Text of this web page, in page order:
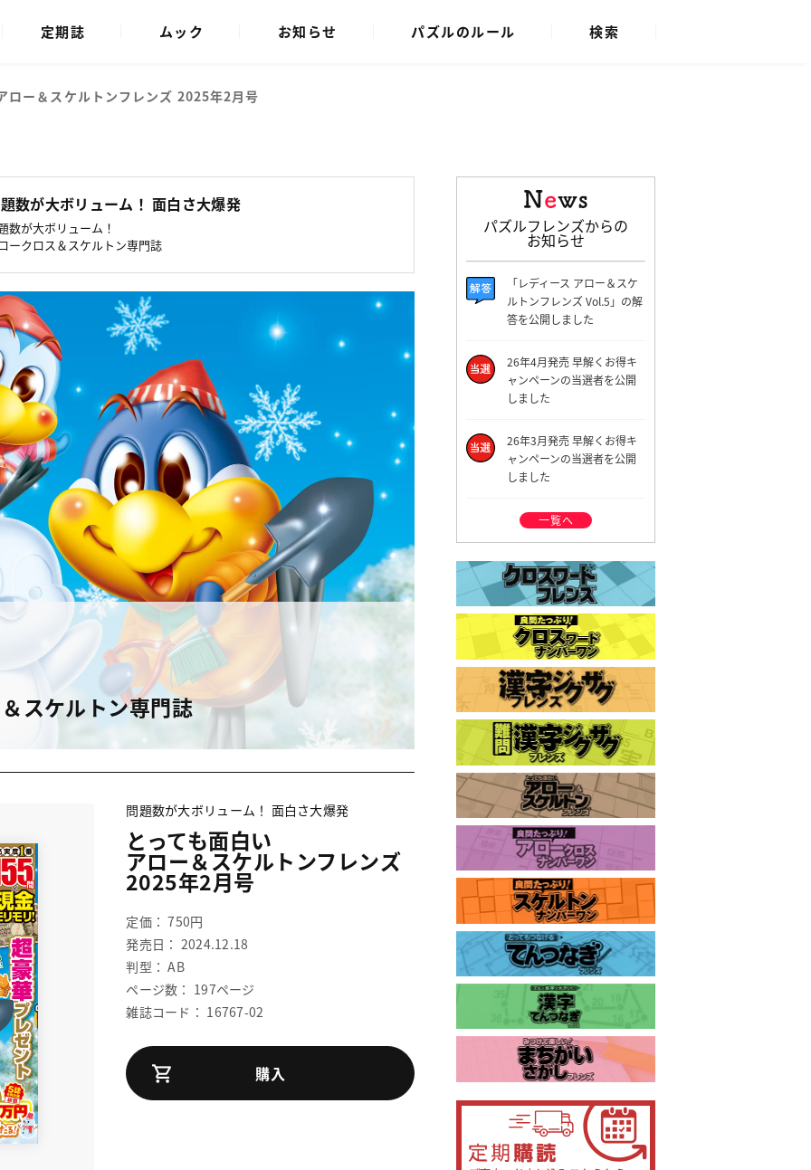
定期誌 ムック お知らせ パズルのルール 検索
ロー＆スケルトンフレンズ 2025年2月号
数が大ボリューム！ 面白さ大爆発
数が大ボリューム！
ークロス＆スケルトン専門誌
スケルトン専門誌
問題数が大ボリューム！ 面白さ大爆発
とっても面白い
アロー＆スケルトンフレンズ
2025年2月号
定価： 750円
発売日： 2024.12.18
判型： AB
ページ数： 197ページ
雑誌コード： 16767-02
購入
パズルフレンズからの
お知らせ
「レディース アロー＆スケ
ルトンフレンズ Vol.5」の解
答を公開しました
26年4月発売 早解くお得キ
ャンペーンの当選者を公開
しました
26年3月発売 早解くお得キ
ャンペーンの当選者を公開
しました
一覧へ